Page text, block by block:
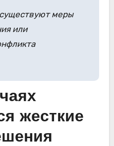
меры
или
жесткие